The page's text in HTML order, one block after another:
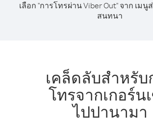
เลือก "การโทรผ่าน Viber Out" จาก เม
สนทนา
เคล็ดลับสำหรับ
โทรจากเกอร์น
ไปปานามา